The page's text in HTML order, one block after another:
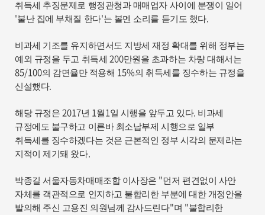
취득세 추징문제로 행정관청과 매매업자 사이에 분쟁이 일어
'불난 집에 부채질 한다'는 볼멘 소리를 듣기도 했다.
비과세 기조를 유지하면서도 지방세 재정 확대를 위해 정부는
예외 규정을 두고 취득세 200만원을 초과하는 차량 대해서는
85/100의 감면율만 적용해 15%의 취득세를 징수하는 규정을
신설했다.
해당 규정은 2017년 1월1일 시행을 앞두고 있다. 비과세
규정에도 불구하고 이른바 최소납부제 시행으로 일부
취득세를 징수하겠다는 것은 근본적인 정부 시각의 문제라는
지적이 제기돼 왔다.
박종길 서울자동차매매조합 이사장은 "먼저 편견없이 사안
자체를 객관적으로 인지하고 불합리한 부분에 대한 개정안을
발의해 주신 고용진 의원님께 감사드린다"며 "불합리한